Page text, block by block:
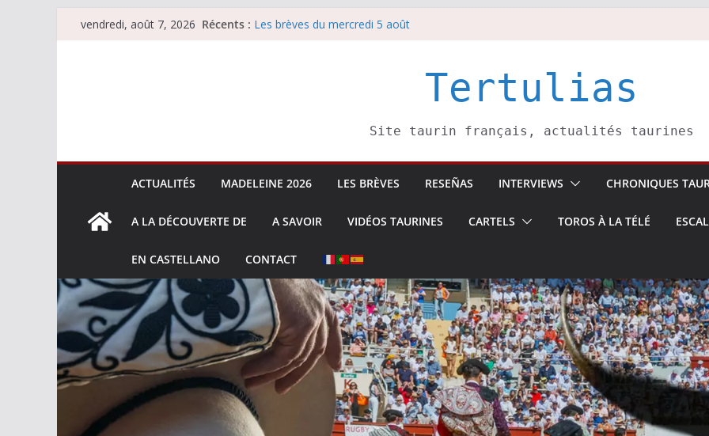
Passervendredi, août 7, 2026 Récents : Les brèves du mercredi 5 août
Tertulias
Site taurin français, actualités taurines
ACTUALITÉS MADELEINE 2026 LES BRÈVES RESEÑAS INTERVIEWS CHRONIQUES
A LA DÉCOUVERTE DE A SAVOIR VIDÉOS TAURINES CARTELS TOROS À LA TÉLÉ
EN CASTELLANO CONTACT